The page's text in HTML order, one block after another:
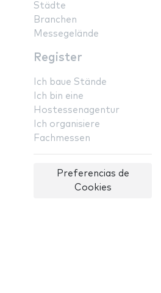
Städte
Branchen
Messegelände
Register
Ich baue Stände
Ich bin eine
Hostessenagentur
Ich organisiere
Fachmessen
Preferencias de
Cookies